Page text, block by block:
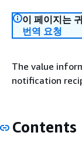
이 페이지는
번역 요청
The value
notification
Contents